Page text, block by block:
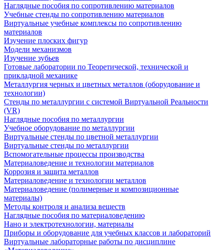
Наглядные пособия по сопротивлению материалов
Учебные стенды по сопротивлению материалов
Виртуальные учебные комплексы по сопротивлению
материалов
Изучение плоских фигур
Модели механизмов
Изучение зубьев
Готовые лаборатории по Теоретической, технической и
прикладной механике
Металлургия черных и цветных металлов (оборудование и
технологии)
Cтенды по металлургии с системой Виртуальной Реальности
(VR)
Наглядные пособия по металлургии
Учебное оборудование по металлургии
Виртуальные стенды по цветной металлургии
Виртуальные стенды по металлургии
Вспомогательные процессы производства
Материаловедение и технологии материалов
Коррозия и защита металлов
Материаловедение и технологии металлов
Материаловедение (полимерные и композиционные
материалы)
Методы контроля и анализа веществ
Наглядные пособия по материаловедению
Нано и электротехнологии, материалы
Приборы и оборудование для учебных классов и лабораторий
Виртуальные лабораторные работы по дисциплине